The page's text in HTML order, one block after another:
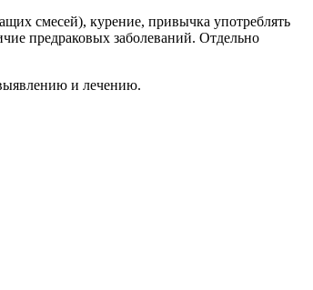
смесей), курение, привычка употреблять
предраковых заболеваний. Отдельно
и лечению.